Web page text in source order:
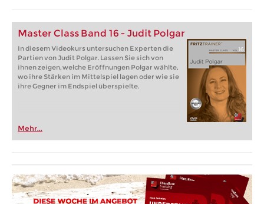
Master Class Band 16 - Judit Polgar
In diesem Videokurs untersuchen Experten die
Partien von Judit Polgar. Lassen Sie sich von
ihnen zeigen, welche Eröffnungen Polgar wählte,
wo ihre Stärken im Mittelspiel lagen oder wie sie
ihre Gegner im Endspiel überspielte.
Mehr...